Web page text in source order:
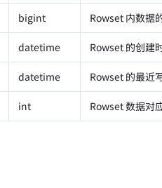
bigint Rowset 内数据
datetime Rowset 的创建
datetime Rowset 的最近
int Rowset 数据对